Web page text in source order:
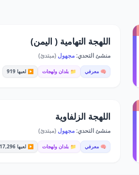
اللهجة التهامية ( اليمن)
منشئ التحدي:مجهول(مبتدئ)
🧠 معرفي 📁 بلدان ولهجات ▶️ لعبها 919
اللهجة الزلفاوية
منشئ التحدي:مجهول(مبتدئ)
🧠 معرفي 📁 بلدان ولهجات ▶️ لعبها 17,296